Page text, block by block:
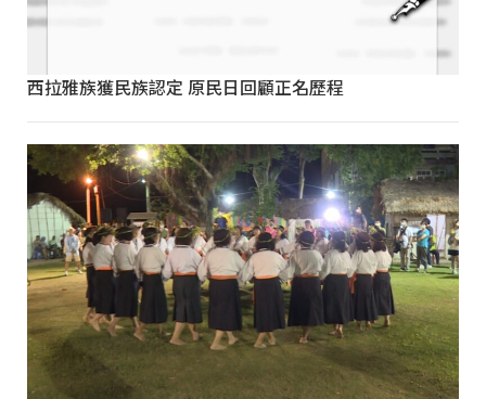
西拉雅族獲民族認定 原民日回顧正名歷程